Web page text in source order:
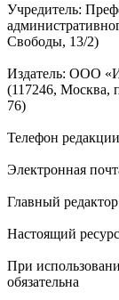
Учредитель:
Свободы, 13/2)
Издатель: ООО
(117246, Москва,
76)
Телефон
Электронная
Главный
Настоящий
При
обязательна